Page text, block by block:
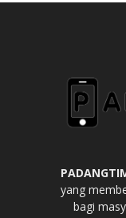
yang
bagi